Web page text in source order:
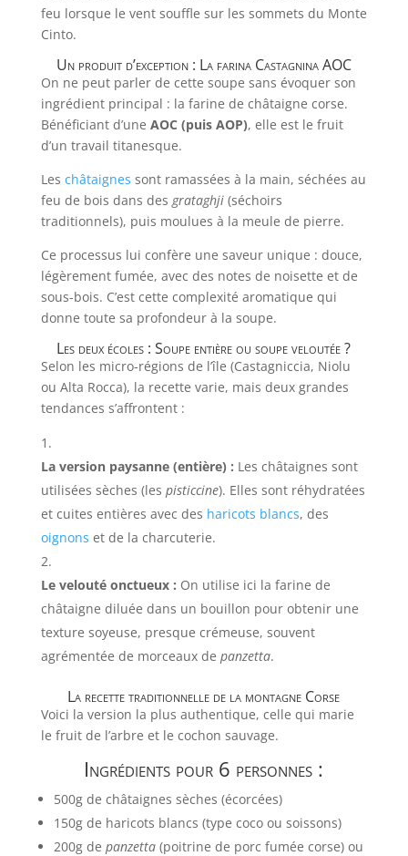
feu lorsque le vent souffle sur les sommets du Monte
Cinto.
Un produit d’exception : La farina Castagnina AOC
On ne peut parler de cette soupe sans évoquer son
ingrédient principal : la farine de châtaigne corse.
Bénéficiant d’une AOC (puis AOP), elle est le fruit
d’un travail titanesque.
Les châtaignes sont ramassées à la main, séchées au
feu de bois dans des grataghji(séchoirs
traditionnels), puis moulues à la meule de pierre.
Ce processus lui confère une saveur unique : douce,
légèrement fumée, avec des notes de noisette et de
sous-bois. C’est cette complexité aromatique qui
donne toute sa profondeur à la soupe.
Les deux écoles : Soupe entière ou soupe veloutée ?
Selon les micro-régions de l’île (Castagniccia, Niolu
ou Alta Rocca), la recette varie, mais deux grandes
tendances s’affrontent :
La version paysanne (entière) : Les châtaignes sont
utilisées sèches (les pisticcine). Elles sont réhydratées
et cuites entières avec des haricots blancs, des
oignons et de la charcuterie.
Le velouté onctueux : On utilise ici la farine de
châtaigne diluée dans un bouillon pour obtenir une
texture soyeuse, presque crémeuse, souvent
agrémentée de morceaux de panzetta.
La recette traditionnelle de la montagne Corse
Voici la version la plus authentique, celle qui marie
le fruit de l’arbre et le cochon sauvage.
Ingrédients pour 6 personnes :
500g de châtaignes sèches (écorcées)
150g de haricots blancs (type coco ou soissons)
200g de panzetta(poitrine de porc fumée corse) ou